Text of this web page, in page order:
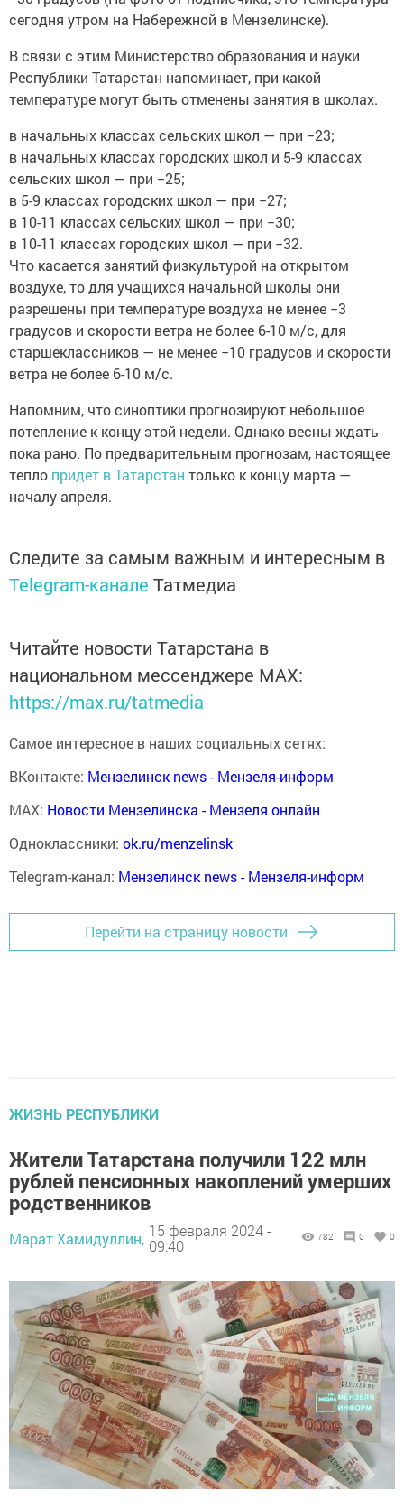
сегодня утром на Набережной в Мензелинске).
В связи с этим Министерство образования и науки
Республики Татарстан напоминает, при какой
температуре могут быть отменены занятия в школах.
в начальных классах сельских школ — при −23;
в начальных классах городских школ и 5-9 классах
сельских школ — при −25;
в 5-9 классах городских школ — при −27;
в 10-11 классах сельских школ — при −30;
в 10-11 классах городских школ — при −32.
Что касается занятий физкультурой на открытом
воздухе, то для учащихся начальной школы они
разрешены при температуре воздуха не менее −3
градусов и скорости ветра не более 6-10 м/с, для
старшеклассников — не менее −10 градусов и скорости
ветра не более 6-10 м/с.
Напомним, что синоптики прогнозируют небольшое
потепление к концу этой недели. Однако весны ждать
пока рано. По предварительным прогнозам, настоящее
тепло придет в Татарстан только к концу марта —
началу апреля.
Следите за самым важным и интересным в
Telegram-канале Татмедиа
Читайте новости Татарстана в
национальном мессенджере MАХ:
https://max.ru/tatmedia
Самое интересное в наших социальных сетях:
ВКонтакте: Мензелинск news - Мензеля-информ
MAX: Новости Мензелинска - Мензеля онлайн
Одноклассники: ok.ru/menzelinsk
Telegram-канал: Мензелинск news - Мензеля-информ
Перейти на страницу новости
ЖИЗНЬ РЕСПУБЛИКИ
Жители Татарстана получили 122 млн
рублей пенсионных накоплений умерших
родственников
Марат Хамидуллин, 15 февраля 2024 -
09:40
782 0 0